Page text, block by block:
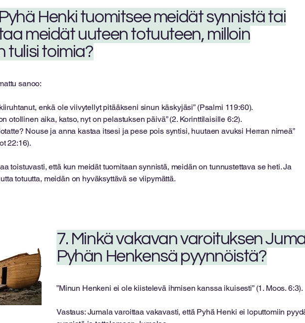
Henki tuomitsee meidät synnistä tai
meidät uuteen totuuteen, milloin
tulisi toimia?
sanoo:
enkä ole viivytellyt pitääkseni sinun käskyjäsi” (Psalmi 119:60).
otollinen aika, katso, nyt on pelastuksen päivä” (2. Korinttilaisille 6:2).
Nouse ja anna kastaa itsesi ja pese pois syntisi, huutaen avuksi Herran nimeä”
22:16).
toistuvasti, että kun meidät tuomitaan synnistä, meidän on tunnustettava se heti. Ja
totuutta, meidän on hyväksyttävä se viipymättä.
7. Minkä vakavan varoituksen
Pyhän Henkensä pyynnöistä?
”Minun Henkeni ei ole kiistelevä ihmisen kanssa ikuisesti” (1. Moos. 6:3).
Vastaus: Jumala varoittaa vakavasti, että Pyhä Henki ei loputtomiin